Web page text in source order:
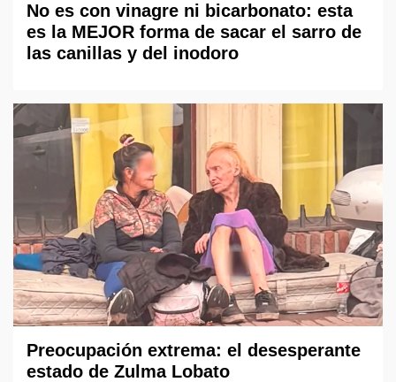
No es con vinagre ni bicarbonato: esta
es la MEJOR forma de sacar el sarro de
las canillas y del inodoro
Preocupación extrema: el desesperante
estado de Zulma Lobato